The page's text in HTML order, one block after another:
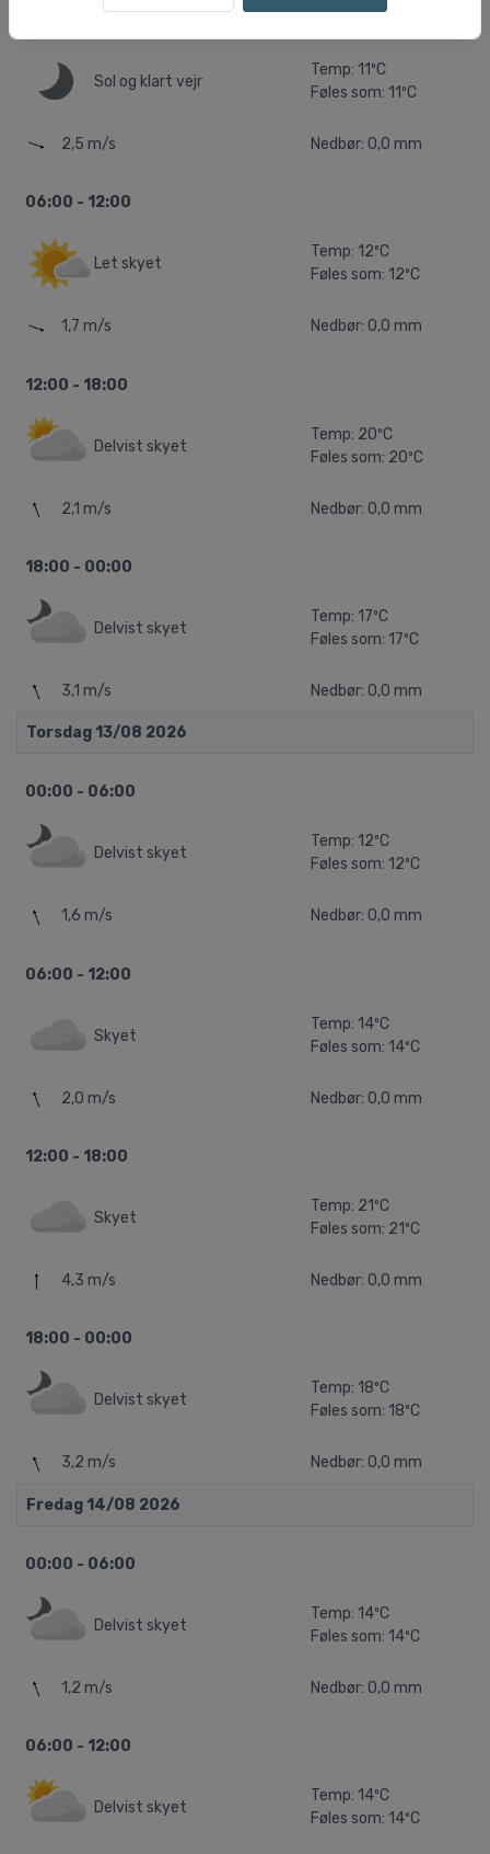
Sol og klart vejr
Temp: 11ºC
Føles som: 11ºC
2,5 m/s Nedbør: 0,0 mm
06:00 - 12:00
Let skyet
Temp: 12ºC
Føles som: 12ºC
1,7 m/s Nedbør: 0,0 mm
12:00 - 18:00
Delvist skyet
Temp: 20ºC
Føles som: 20ºC
2,1 m/s Nedbør: 0,0 mm
18:00 - 00:00
Delvist skyet
Temp: 17ºC
Føles som: 17ºC
3,1 m/s Nedbør: 0,0 mm
Torsdag 13/08 2026
00:00 - 06:00
Delvist skyet
Temp: 12ºC
Føles som: 12ºC
1,6 m/s Nedbør: 0,0 mm
06:00 - 12:00
Skyet
Temp: 14ºC
Føles som: 14ºC
2,0 m/s Nedbør: 0,0 mm
12:00 - 18:00
Skyet
Temp: 21ºC
Føles som: 21ºC
4,3 m/s Nedbør: 0,0 mm
18:00 - 00:00
Delvist skyet
Temp: 18ºC
Føles som: 18ºC
3,2 m/s Nedbør: 0,0 mm
Fredag 14/08 2026
00:00 - 06:00
Delvist skyet
Temp: 14ºC
Føles som: 14ºC
1,2 m/s Nedbør: 0,0 mm
06:00 - 12:00
Delvist skyet
Temp: 14ºC
Føles som: 14ºC